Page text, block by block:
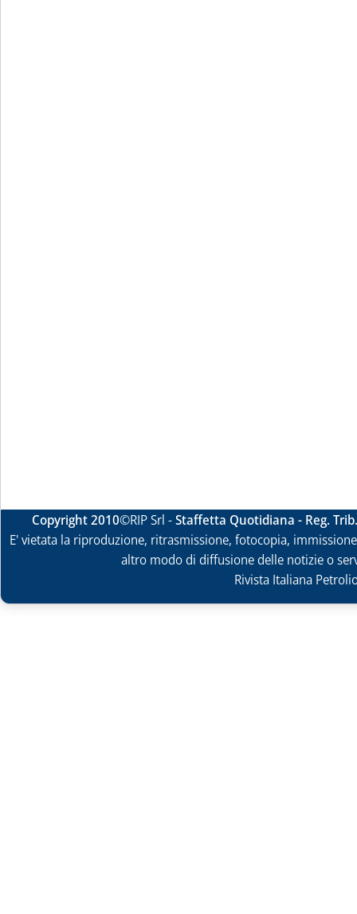
Copyright 2010©RIP Srl -Staffetta Quotidiana - Reg.
E' vietata la riproduzione, ritrasmissione, fotocopia,
altro modo di diffusione delle notizie o
Rivista Italiana